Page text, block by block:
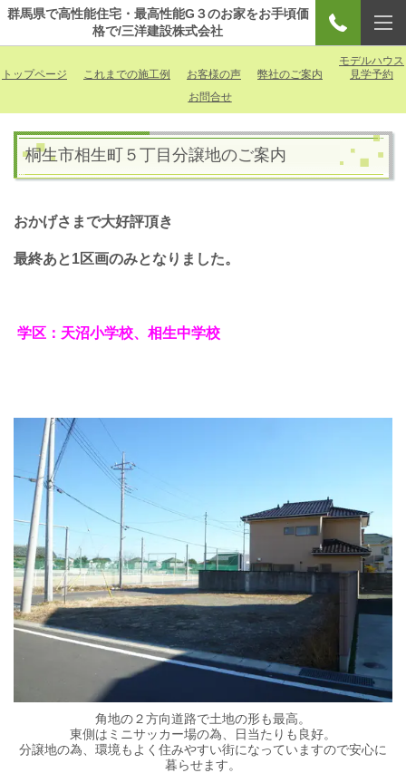
群馬県で高性能住宅・最高性能G３のお家をお手頃価
格で/三洋建設株式会社
トップページ これまでの施工例 お客様の声 弊社のご案内
モデルハウス
見学予約
お問合せ
桐生市相生町５丁目分譲地のご案内
おかげさまで大好評頂き
最終あと1区画のみとなりました。
学区：天沼小学校、相生中学校
角地の２方向道路で土地の形も最高。
東側はミニサッカー場の為、日当たりも良好。
分譲地の為、環境もよく住みやすい街になっていますので安心に
暮らせます。